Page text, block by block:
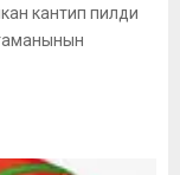
кантип пилди